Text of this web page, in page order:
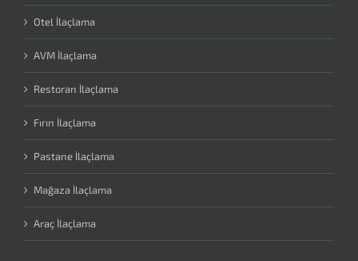
Otel İlaçlama
AVM İlaçlama
Restoran İlaçlama
Fırın İlaçlama
Pastane İlaçlama
Mağaza İlaçlama
Araç İlaçlama